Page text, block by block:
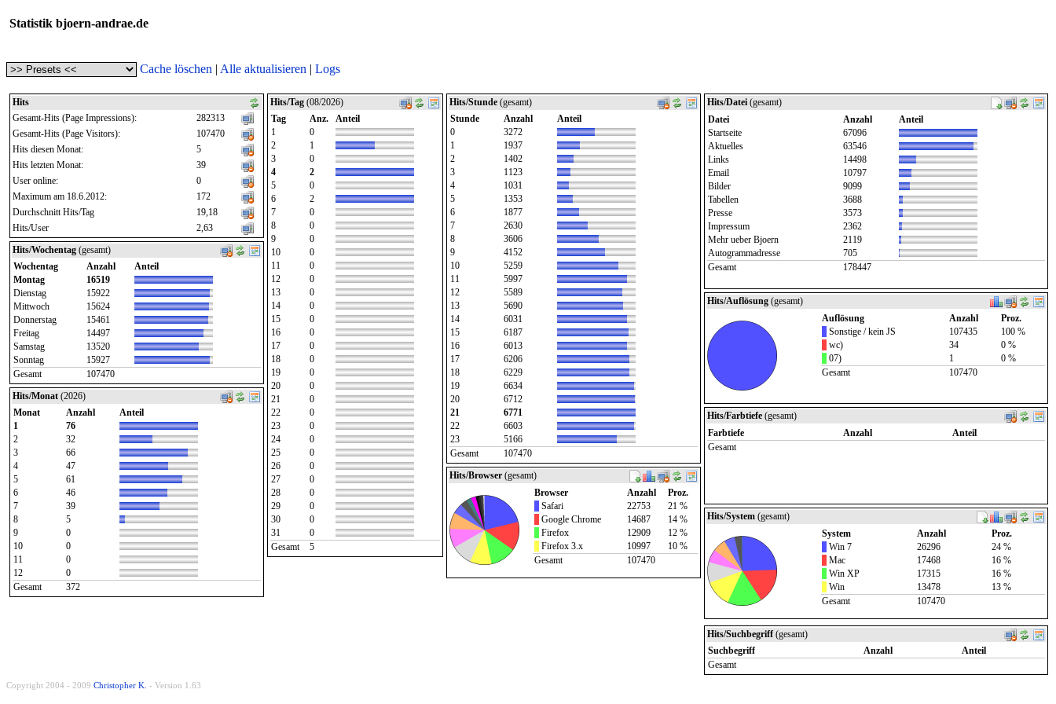
Statistik bjoern-andrae.de
Cache löschen | Alle aktualisieren | Logs
Hits
Gesamt-Hits (Page Impressions):
282313
Gesamt-Hits (Page Visitors):
107470
Hits diesen Monat:
5
Hits letzten Monat:
39
User online:
0
Maximum am 18.6.2012:
172
Durchschnitt Hits/Tag
19,18
Hits/User
2,63
Hits/Wochentag (gesamt)
Wochentag
Anzahl
Anteil
Montag
16519
Dienstag
15922
Mittwoch
15624
Donnerstag
15461
Freitag
14497
Samstag
13520
Sonntag
15927
Gesamt
107470
Hits/Monat (2026)
Monat
Anzahl
Anteil
1
76
2
32
3
66
4
47
5
61
6
46
7
39
8
5
9
0
10
0
11
0
12
0
Gesamt
372
Hits/Tag (08/2026)
Tag
Anz.
Anteil
1
0
2
1
3
0
4
2
5
0
6
2
7
0
8
0
9
0
10
0
11
0
12
0
13
0
14
0
15
0
16
0
17
0
18
0
19
0
20
0
21
0
22
0
23
0
24
0
25
0
26
0
27
0
28
0
29
0
30
0
31
0
Gesamt
5
Hits/Stunde (gesamt)
Stunde
Anzahl
Anteil
0
3272
1
1937
2
1402
3
1123
4
1031
5
1353
6
1877
7
2630
8
3606
9
4152
10
5259
11
5997
12
5589
13
5690
14
6031
15
6187
16
6013
17
6206
18
6229
19
6634
20
6712
21
6771
22
6603
23
5166
Gesamt
107470
Hits/Browser (gesamt)
Browser
Anzahl
Proz.
Safari
22753
21 %
Google Chrome
14687
14 %
Firefox
12909
12 %
Firefox 3.x
10997
10 %
Gesamt
107470
Hits/Datei (gesamt)
Datei
Anzahl
Anteil
Startseite
67096
Aktuelles
63546
Links
14498
Email
10797
Bilder
9099
Tabellen
3688
Presse
3573
Impressum
2362
Mehr ueber Bjoern
2119
Autogrammadresse
705
Gesamt
178447
Hits/Auflösung (gesamt)
Auflösung
Anzahl
Proz.
Sonstige / kein JS
107435
100 %
wc)
34
0 %
07)
1
0 %
Gesamt
107470
Hits/Farbtiefe (gesamt)
Farbtiefe
Anzahl
Anteil
Gesamt
Hits/System (gesamt)
System
Anzahl
Proz.
Win 7
26296
24 %
Mac
17468
16 %
Win XP
17315
16 %
Win
13478
13 %
Gesamt
107470
Hits/Suchbegriff (gesamt)
Suchbegriff
Anzahl
Anteil
Gesamt
Copyright 2004 - 2009 Christopher K. - Version 1.63